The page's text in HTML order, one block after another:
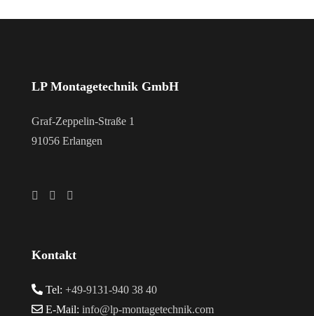
LP Montagetechnik GmbH
Graf-Zeppelin-Straße 1
91056 Erlangen
Kontakt
Tel: +49-9131-940 38 40
E-Mail: info@lp-montagetechnik.com